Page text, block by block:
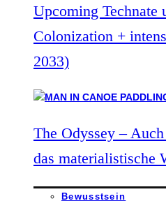
Upcoming Technate
Colonization +
2033)
The Odyssey –
das materialistische
Bewusstsein